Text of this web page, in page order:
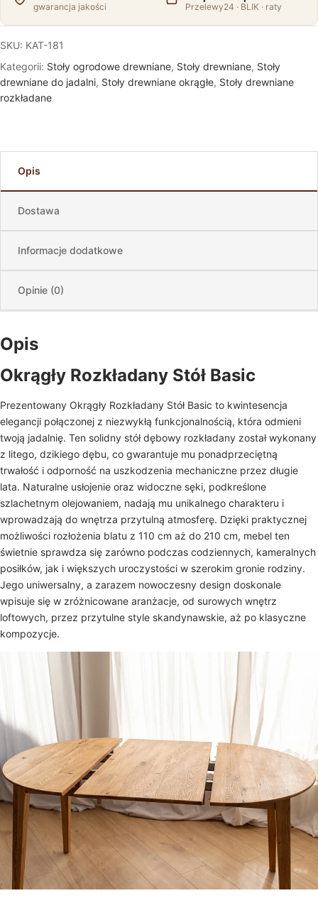
gwarancja jakości Przelewy24 · BLIK · raty
SKU: KAT-181
Kategorii: Stoły ogrodowe drewniane, Stoły drewniane, Stoły
drewniane do jadalni, Stoły drewniane okrągłe, Stoły drewniane
rozkładane
Opis
Dostawa
Informacje dodatkowe
Opinie (0)
Opis
Okrągły Rozkładany Stół Basic
Prezentowany Okrągły Rozkładany Stół Basic to kwintesencja
elegancji połączonej z niezwykłą funkcjonalnością, która odmieni
twoją jadalnię. Ten solidny stół dębowy rozkładany został wykonany
z litego, dzikiego dębu, co gwarantuje mu ponadprzeciętną
trwałość i odporność na uszkodzenia mechaniczne przez długie
lata. Naturalne usłojenie oraz widoczne sęki, podkreślone
szlachetnym olejowaniem, nadają mu unikalnego charakteru i
wprowadzają do wnętrza przytulną atmosferę. Dzięki praktycznej
możliwości rozłożenia blatu z 110 cm aż do 210 cm, mebel ten
świetnie sprawdza się zarówno podczas codziennych, kameralnych
posiłków, jak i większych uroczystości w szerokim gronie rodziny.
Jego uniwersalny, a zarazem nowoczesny design doskonale
wpisuje się w zróżnicowane aranżacje, od surowych wnętrz
loftowych, przez przytulne style skandynawskie, aż po klasyczne
kompozycje.